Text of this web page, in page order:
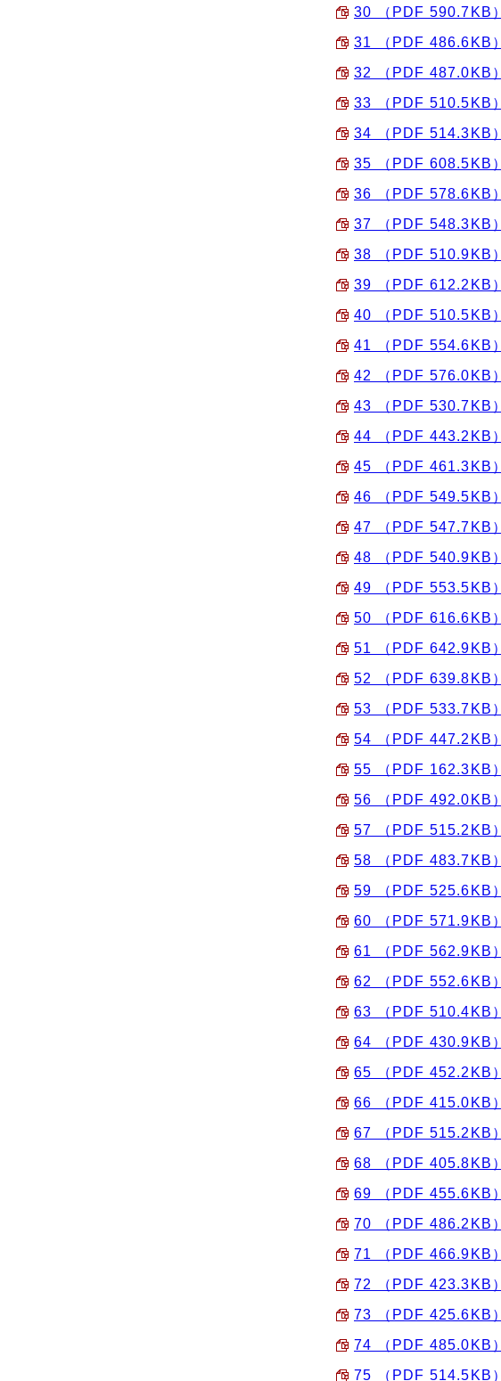
30 （PDF 590.7KB）
31 （PDF 486.6KB）
32 （PDF 487.0KB）
33 （PDF 510.5KB）
34 （PDF 514.3KB）
35 （PDF 608.5KB）
36 （PDF 578.6KB）
37 （PDF 548.3KB）
38 （PDF 510.9KB）
39 （PDF 612.2KB）
40 （PDF 510.5KB）
41 （PDF 554.6KB）
42 （PDF 576.0KB）
43 （PDF 530.7KB）
44 （PDF 443.2KB）
45 （PDF 461.3KB）
46 （PDF 549.5KB）
47 （PDF 547.7KB）
48 （PDF 540.9KB）
49 （PDF 553.5KB）
50 （PDF 616.6KB）
51 （PDF 642.9KB）
52 （PDF 639.8KB）
53 （PDF 533.7KB）
54 （PDF 447.2KB）
55 （PDF 162.3KB）
56 （PDF 492.0KB）
57 （PDF 515.2KB）
58 （PDF 483.7KB）
59 （PDF 525.6KB）
60 （PDF 571.9KB）
61 （PDF 562.9KB）
62 （PDF 552.6KB）
63 （PDF 510.4KB）
64 （PDF 430.9KB）
65 （PDF 452.2KB）
66 （PDF 415.0KB）
67 （PDF 515.2KB）
68 （PDF 405.8KB）
69 （PDF 455.6KB）
70 （PDF 486.2KB）
71 （PDF 466.9KB）
72 （PDF 423.3KB）
73 （PDF 425.6KB）
74 （PDF 485.0KB）
75 （PDF 514.5KB）